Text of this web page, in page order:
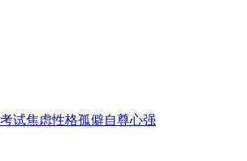
考试焦虑性格孤僻自尊心强